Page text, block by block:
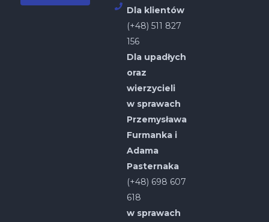
Dla klientów
(+48) 511 827
156
Dla upadłych
oraz
wierzycieli
w sprawach
Przemysława
Furmanka i
Adama
Pasternaka
(+48) 698 607
618
w sprawach